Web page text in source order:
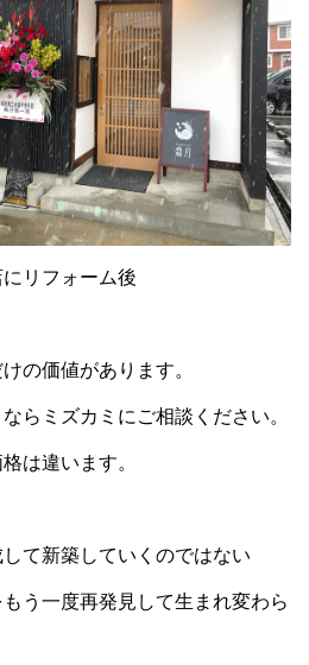
リフォーム後
の価値があります。
らミズカミにご相談ください。
は違います。
て新築していくのではない
う一度再発見して生まれ変わら